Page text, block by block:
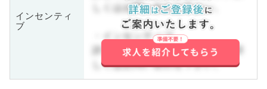
インセンティ
ブ
しくはお問い合わせ下さい。
・インセンティブ
詳しくはお問い合わせ下さい。詳
しくはお問い合わせ下さい。